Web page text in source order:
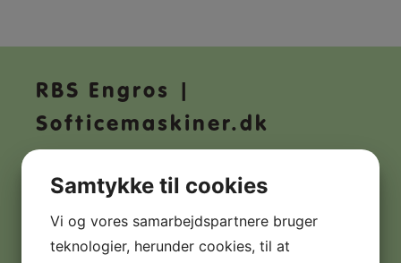
RBS Engros |
Softicemaskiner.dk
Adresse:
Taarupparken 2
Postnr. & by:
Samtykke til cookies
Vi og vores samarbejdspartnere bruger
teknologier, herunder cookies, til at